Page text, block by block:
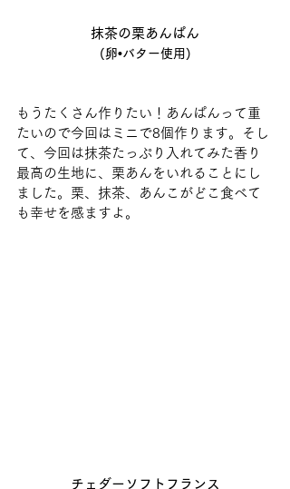
抹茶の栗あんぱん
(卵•バター使用)
もうたくさん作りたい！あんぱんって重
たいので今回はミニで8個作ります。そし
て、今回は抹茶たっぷり入れてみた香り
最高の生地に、栗あんをいれることにし
ました。栗、抹茶、あんこがどこ食べて
も幸せを感ますよ。
チェダーソフトフランス